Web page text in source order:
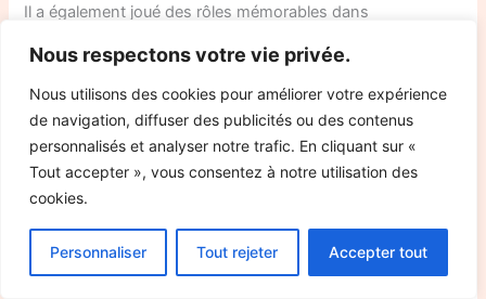
Nous respectons votre vie privée.
Nous utilisons des cookies pour améliorer votre expérience
de navigation, diffuser des publicités ou des contenus
personnalisés et analyser notre trafic. En cliquant sur «
Tout accepter », vous consentez à notre utilisation des
cookies.
Personnaliser Tout rejeter Accepter tout
Il a également joué des rôles mémorables dans
prouvé sa capacité à faire rire le public et à livrer des
performances intenses.
Quelle est la valeur nette estimée de Patrick Timsit ?
La valeur nette de Patrick Timsit est estimée à plusieurs
carrière prolifique dans le théâtre, la télévision et le cinéma.